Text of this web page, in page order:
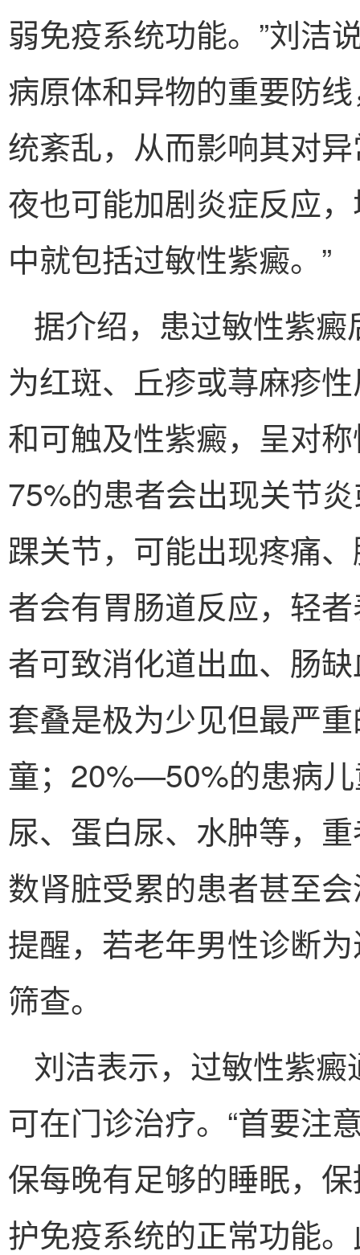
弱免疫系统功能。”刘洁
病原体和异物的重要防
统紊乱，从而影响其对
夜也可能加剧炎症反应
中就包括过敏性紫癜。”
据介绍，患过敏性紫
为红斑、丘疹或荨麻疹
和可触及性紫癜，呈对
75%的患者会出现关节
踝关节，可能出现疼痛
者会有胃肠道反应，轻
者可致消化道出血、肠
套叠是极为少见但最严
童；20%—50%的患病
尿、蛋白尿、水肿等，
数肾脏受累的患者甚至
提醒，若老年男性诊断
筛查。
刘洁表示，过敏性紫
可在门诊治疗。“首要注
保每晚有足够的睡眠，
护免疫系统的正常功能